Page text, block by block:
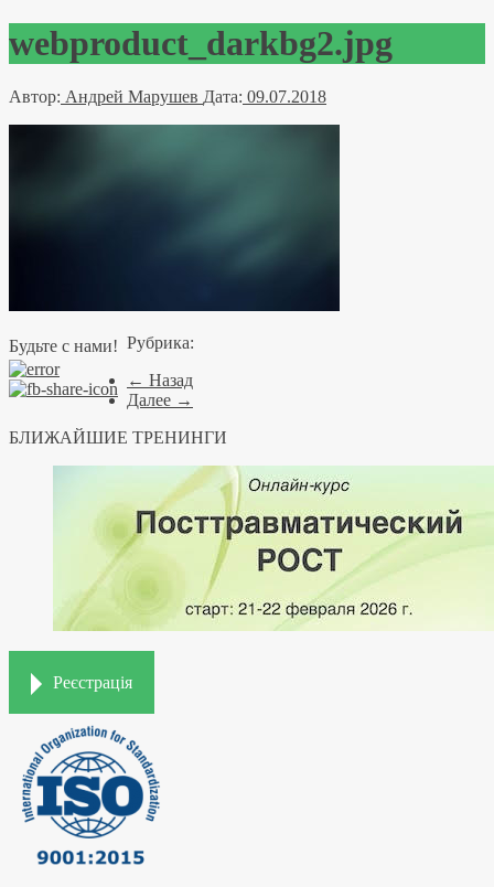
webproduct_darkbg2.jpg
Автор: Андрей Марушев Дата: 09.07.2018
Будьте с нами! Рубрика:
← Назад
Далее →
БЛИЖАЙШИЕ ТРЕНИНГИ
Реєстрація